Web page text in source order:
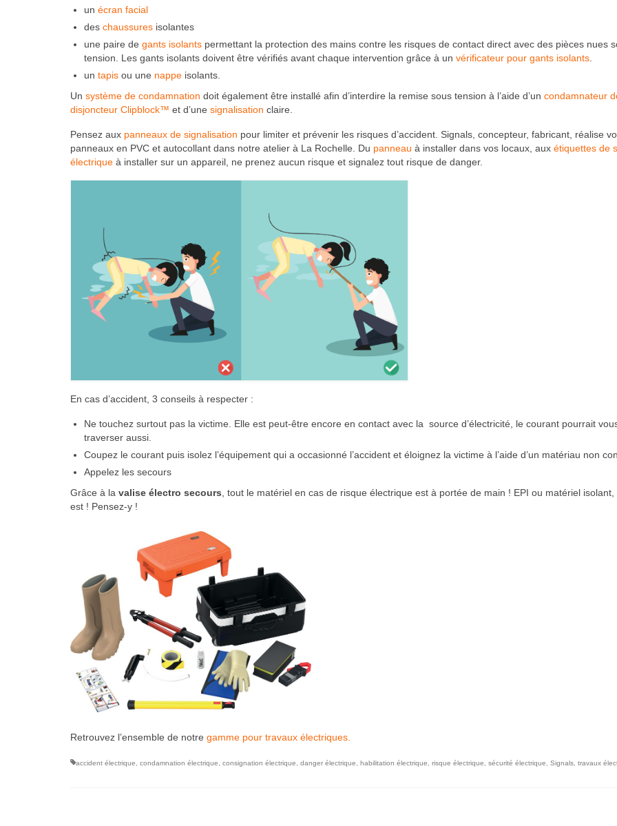
un écran facial
des chaussures isolantes
une paire de gants isolants permettant la protection des mains contre les risques de contact direct avec des pièces nues
tension. Les gants isolants doivent être vérifiés avant chaque intervention grâce à un vérificateur pour gants isolants.
un tapis ou une nappe isolants.
Un système de condamnation doit également être installé afin d’interdire la remise sous tension à l’aide d’un condamnateur
disjoncteur Clipblock™ et d’une signalisation claire.
Pensez aux panneaux de signalisation pour limiter et prévenir les risques d’accident. Signals, concepteur, fabricant, réalise
panneaux en PVC et autocollant dans notre atelier à La Rochelle. Du panneau à installer dans vos locaux, aux étiquettes de
électrique à installer sur un appareil, ne prenez aucun risque et signalez tout risque de danger.
En cas d’accident, 3 conseils à respecter :
Ne touchez surtout pas la victime. Elle est peut-être encore en contact avec la source d’électricité, le courant pourrait
traverser aussi.
Coupez le courant puis isolez l’équipement qui a occasionné l’accident et éloignez la victime à l’aide d’un matériau non
Appelez les secours
Grâce à la valise électro secours, tout le matériel en cas de risque électrique est à portée de main ! EPI ou matériel isolant,
est ! Pensez-y !
Retrouvez l’ensemble de notre gamme pour travaux électriques.
accident électrique condamnation électrique consignation électrique danger électrique habilitation électrique risque électrique sécurité électrique Signals travaux